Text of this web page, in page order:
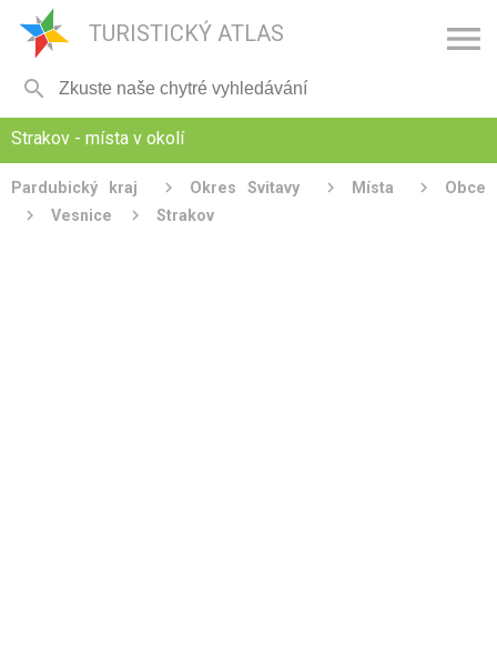
TURISTICKÝ ATLAS 

Strakov - místa v okolí
Pardubický kraj Okres Svitavy Místa
Obce
Vesnice
Strakov